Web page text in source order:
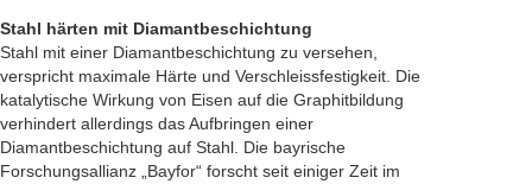
Stahl härten mit Diamantbeschichtung
Stahl mit einer Diamantbeschichtung zu versehen,
verspricht maximale Härte und Verschleissfestigkeit. Die
katalytische Wirkung von Eisen auf die Graphitbildung
verhindert allerdings das Aufbringen einer
Diamantbeschichtung auf Stahl. Die bayrische
Forschungsallianz „Bayfor“ forscht seit einiger Zeit im